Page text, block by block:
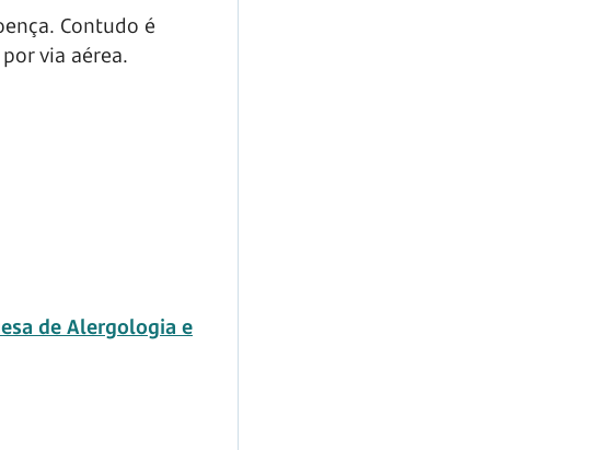
Contudo é
via aérea.
de Alergologia e